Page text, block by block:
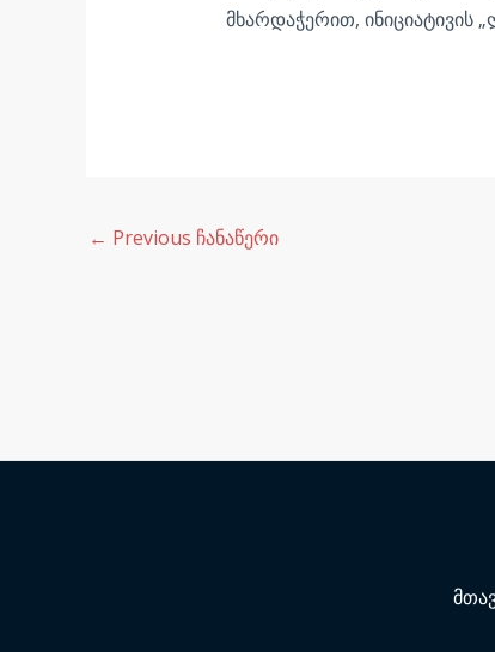
მხარდაჭერით,
← Previous ჩანაწერი